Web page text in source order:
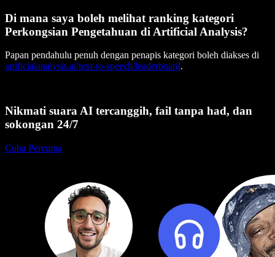
Di mana saya boleh melihat ranking kategori
Perkongsian Pengetahuan di Artificial Analysis?
Papan pendahulu penuh dengan penapis kategori boleh diakses di
artificialanalysis.ai/text-to-speech/leaderboard.
Nikmati suara AI tercanggih, fail tanpa had, dan
sokongan 24/7
Cuba Percuma